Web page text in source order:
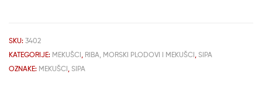
SKU: 3402
KATEGORIJE: MEKUŠCI RIBA, MORSKI PLODOVI I MEKUŠCI SIPA
OZNAKE: MEKUŠCI SIPA